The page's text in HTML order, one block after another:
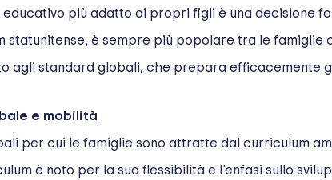
più adatto ai propri figli è una decisione
statunitense, è sempre più popolare tra le
agli standard globali, che prepara efficacemente
e mobilità
per cui le famiglie sono attratte dal curriculum
è noto per la sua flessibilità e l'enfasi sullo